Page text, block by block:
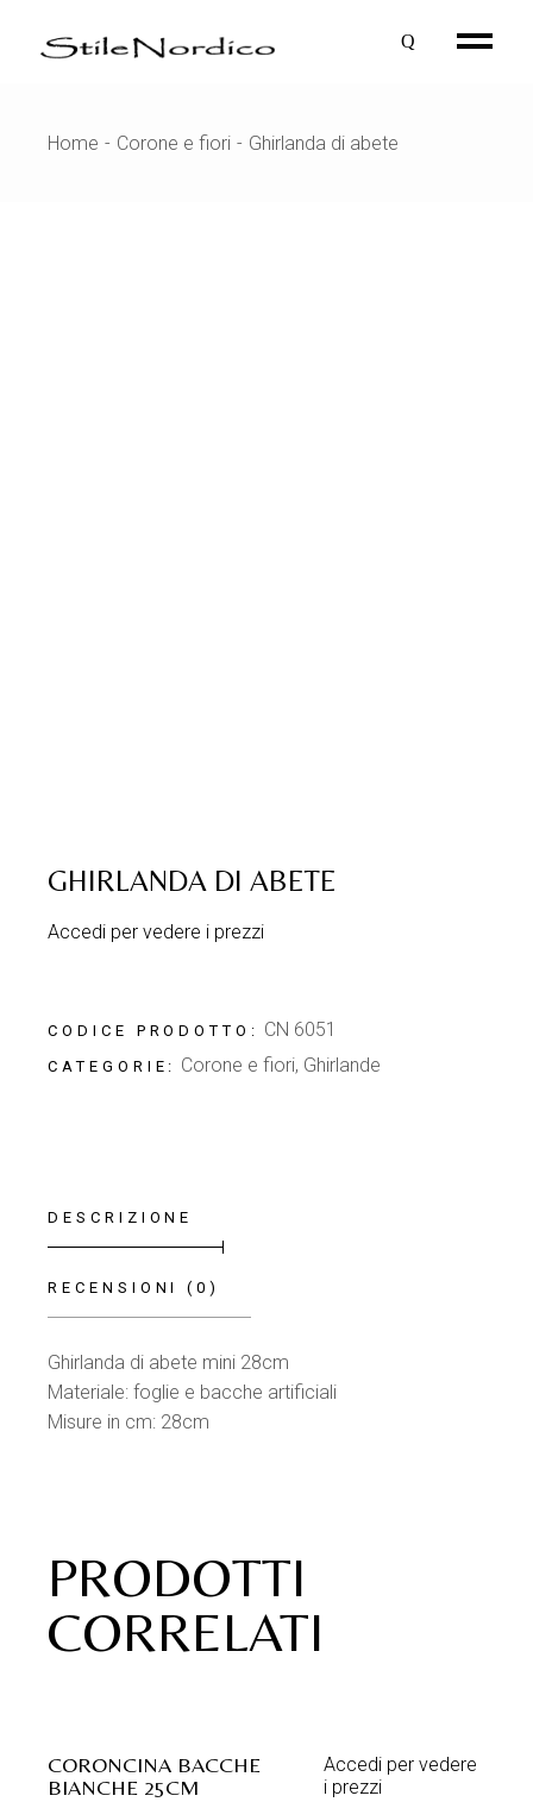
content
Home Corone e fiori Ghirlanda di abete
GHIRLANDA DI ABETE
Accedi per vedere i prezzi
CODICE PRODOTTO: CN 6051
CATEGORIE: Corone e fiori, Ghirlande
DESCRIZIONE
RECENSIONI (0)
Ghirlanda di abete mini 28cm
Materiale: foglie e bacche artificiali
Misure in cm: 28cm
PRODOTTI
CORRELATI
CORONCINA BACCHE
BIANCHE 25CM
Accedi per vedere
i prezzi